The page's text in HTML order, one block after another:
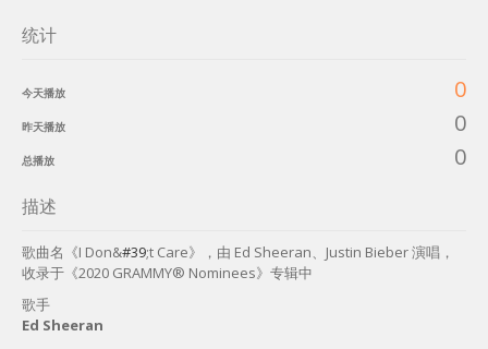
统计
今天播放 0
昨天播放 0
总播放 0
描述
歌曲名《I Don&#39;t Care》，由 Ed Sheeran、Justin Bieber 演唱，
收录于《2020 GRAMMY® Nominees》专辑中
歌手
Ed Sheeran